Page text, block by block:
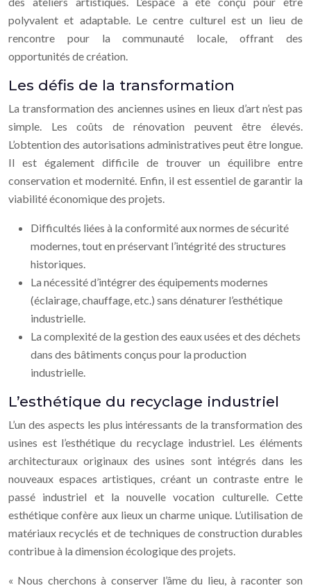
polyvalent et adaptable. Le centre culturel est un lieu de
rencontre pour la communauté locale, offrant des
opportunités de création.
Les défis de la transformation
La transformation des anciennes usines en lieux d’art n’est pas
simple. Les coûts de rénovation peuvent être élevés.
L’obtention des autorisations administratives peut être longue.
Il est également difficile de trouver un équilibre entre
conservation et modernité. Enfin, il est essentiel de garantir la
viabilité économique des projets.
Difficultés liées à la conformité aux normes de sécurité
modernes, tout en préservant l’intégrité des structures
historiques.
La nécessité d’intégrer des équipements modernes
(éclairage, chauffage, etc.) sans dénaturer l’esthétique
industrielle.
La complexité de la gestion des eaux usées et des déchets
dans des bâtiments conçus pour la production
industrielle.
L’esthétique du recyclage industriel
L’un des aspects les plus intéressants de la transformation des
usines est l’esthétique du recyclage industriel. Les éléments
architecturaux originaux des usines sont intégrés dans les
nouveaux espaces artistiques, créant un contraste entre le
passé industriel et la nouvelle vocation culturelle. Cette
esthétique confère aux lieux un charme unique. L’utilisation de
matériaux recyclés et de techniques de construction durables
contribue à la dimension écologique des projets.
« Nous cherchons à conserver l’âme du lieu, à raconter son